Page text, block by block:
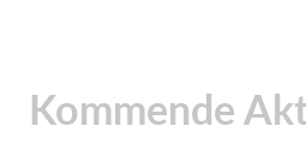
Kommende